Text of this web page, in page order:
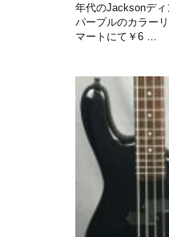
年代のJacksonデ
パープルのカラー
マートにて￥6 …